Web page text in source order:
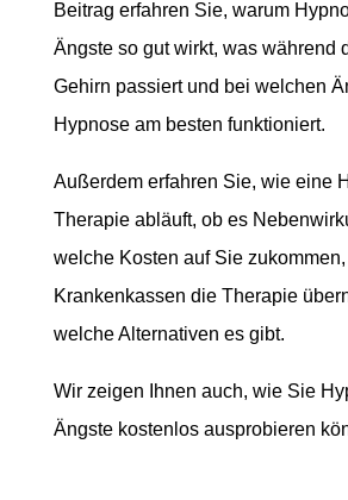
Beitrag erfahren Sie, warum
Ängste so gut wirkt, was während
Gehirn passiert und bei welchen
Hypnose am besten funktioniert.
Außerdem erfahren Sie, wie eine
Therapie abläuft, ob es
welche Kosten auf Sie
Krankenkassen die Therapie
welche Alternativen es gibt.
Wir zeigen Ihnen auch, wie Sie
Ängste kostenlos ausprobieren